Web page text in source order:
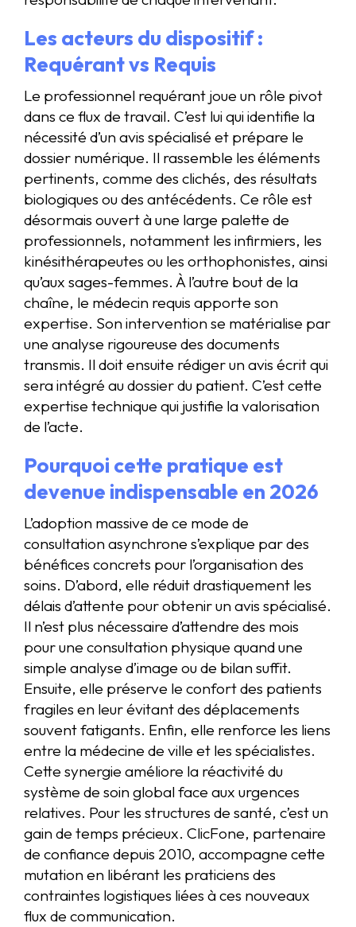
Les acteurs du dispositif :
Requérant vs Requis
Le professionnel requérant joue un rôle pivot
dans ce flux de travail. C’est lui qui identifie la
nécessité d’un avis spécialisé et prépare le
dossier numérique. Il rassemble les éléments
pertinents, comme des clichés, des résultats
biologiques ou des antécédents. Ce rôle est
désormais ouvert à une large palette de
professionnels, notamment les infirmiers, les
kinésithérapeutes ou les orthophonistes, ainsi
qu’aux sages-femmes. À l’autre bout de la
chaîne, le médecin requis apporte son
expertise. Son intervention se matérialise par
une analyse rigoureuse des documents
transmis. Il doit ensuite rédiger un avis écrit qui
sera intégré au dossier du patient. C’est cette
expertise technique qui justifie la valorisation
de l’acte.
Pourquoi cette pratique est
devenue indispensable en 2026
L’adoption massive de ce mode de
consultation asynchrone s’explique par des
bénéfices concrets pour l’organisation des
soins. D’abord, elle réduit drastiquement les
délais d’attente pour obtenir un avis spécialisé.
Il n’est plus nécessaire d’attendre des mois
pour une consultation physique quand une
simple analyse d’image ou de bilan suffit.
Ensuite, elle préserve le confort des patients
fragiles en leur évitant des déplacements
souvent fatigants. Enfin, elle renforce les liens
entre la médecine de ville et les spécialistes.
Cette synergie améliore la réactivité du
système de soin global face aux urgences
relatives. Pour les structures de santé, c’est un
gain de temps précieux. ClicFone, partenaire
de confiance depuis 2010, accompagne cette
mutation en libérant les praticiens des
contraintes logistiques liées à ces nouveaux
flux de communication.